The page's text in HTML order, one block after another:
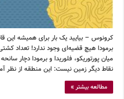
کرونوس – بیایید یک بار برای همیشه این
برمودا هیچ قضیه‌ای وجود ندارد! تعداد
میان پورتوریکو، فلوریدا و برمودا دچار
نقاط دیگر زمین نیست: این منطقه از نظر
مطالعه بیشتر »